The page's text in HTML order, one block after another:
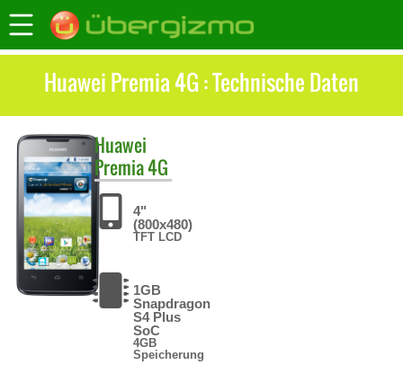
Huawei Premia 4G : Technische Daten
Huawei
Premia 4G
4"
(800x480)
TFT LCD
1GB
Snapdragon
S4 Plus
SoC
4GB
Speicherung